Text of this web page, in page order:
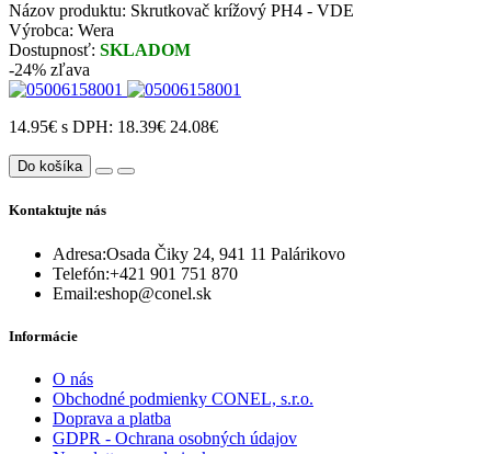
Názov produktu: Skrutkovač krížový PH4 - VDE
Výrobca: Wera
Dostupnosť: SKLADOM
-24% zľava
14.95€ s DPH: 18.39€ 24.08€
Do košíka
Kontaktujte nás
Adresa:Osada Čiky 24, 941 11 Palárikovo
Telefón:+421 901 751 870
Email:eshop@conel.sk
Informácie
O nás
Obchodné podmienky CONEL, s.r.o.
Doprava a platba
GDPR - Ochrana osobných údajov